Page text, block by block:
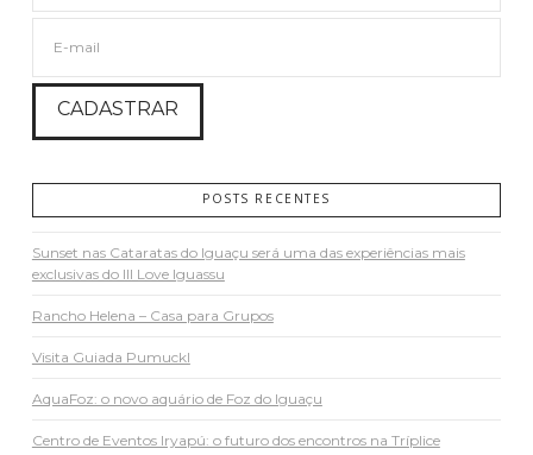
POSTS RECENTES
Sunset nas Cataratas do Iguaçu será uma das experiências mais
exclusivas do III Love Iguassu
Rancho Helena – Casa para Grupos
Visita Guiada Pumuckl
AquaFoz: o novo aquário de Foz do Iguaçu
Centro de Eventos Iryapú: o futuro dos encontros na Tríplice